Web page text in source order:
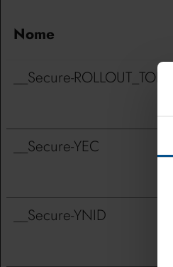
Nome
__Secure-ROLLOUT_TOKEN
__Secure-YEC
__Secure-YNID